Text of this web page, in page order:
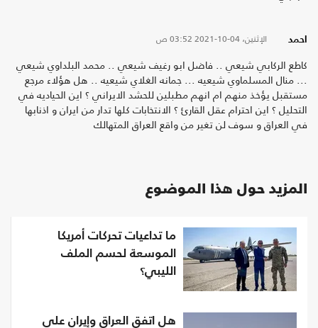
احمد الإثنين، 04-10-2021 03:52 ص
كاطع الركابي شيعي .. فاضل ابو رغيف شيعي .. محمد البلداوي شيعي
... منال المسلماوي شيعيه ... جمانه الغلاي شيعيه .. هل هؤلاء مرجع
مستقبل يؤخذ منهم ام انهم مطبلين للحشد الايراني ؟ اين الحياديه في
التحليل ؟ اين احترام عقل القارئ ؟ الانتخابات كلها تدار من ايران و اذنابها
في العراق و سوف لن تغير من واقع العراق المتهالك
المزيد حول هذا الموضوع
ما تداعيات تحركات أمريكا
الموسعة لحسم الملف
الليبي؟
هل اتفق العراق وإيران على